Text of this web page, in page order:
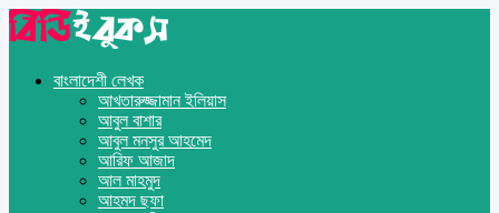
বাংলাদেশী লেখক
আখতারুজ্জামান ইলিয়াস
আবুল বাশার
আবুল মনসুর আহমেদ
আরিফ আজাদ
আল মাহমুদ
আহমদ ছফা